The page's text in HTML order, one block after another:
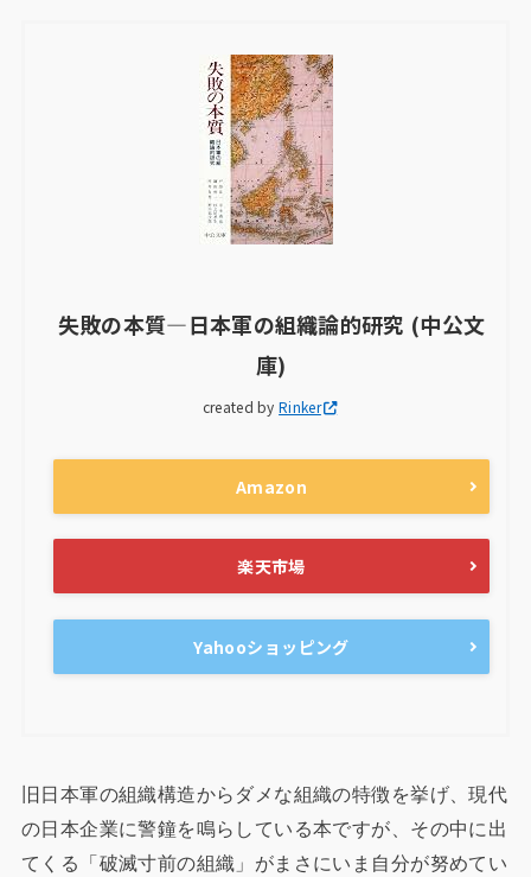
失敗の本質―日本軍の組織論的研究 (中公文
庫)
created byRinker
Amazon
楽天市場
Yahooショッピング
旧日本軍の組織構造からダメな組織の特徴を挙げ、現代
の日本企業に警鐘を鳴らしている本ですが、その中に出
てくる「破滅寸前の組織」がまさにいま自分が努めてい